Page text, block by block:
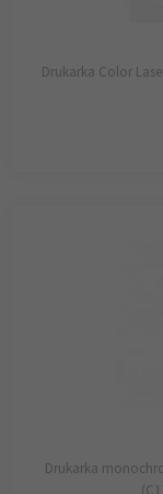
Drukarka Color
Drukarka